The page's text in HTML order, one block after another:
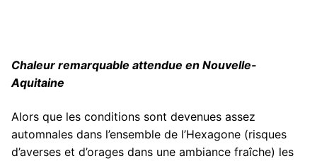
Chaleur remarquable attendue en Nouvelle-
Aquitaine
Alors que les conditions sont devenues assez
automnales dans l’ensemble de l’Hexagone (risques
d’averses et d’orages dans une ambiance fraîche) les